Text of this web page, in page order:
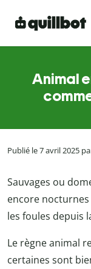
Animal
Publié le 7 avril 2025
Sauvages ou
encore
les foules depuis
Le règne animal
certaines sont